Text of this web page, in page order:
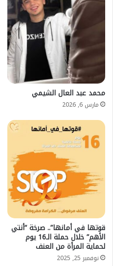
محمد عبد العال الشيمي
مارس 6, 2026
قوتها في أمانها”.. صرخة “أنتي
الأهم” خلال حملة الـ16 يوم
لحماية المرأة من العنف
نوفمبر 25, 2025